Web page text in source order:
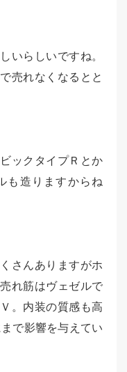
いらしいですね。
売れなくなるとと
ックタイプＲとか
も造りますからね
さんありますがホ
れ筋はヴェゼルで
。内装の質感も高
で影響を与えてい